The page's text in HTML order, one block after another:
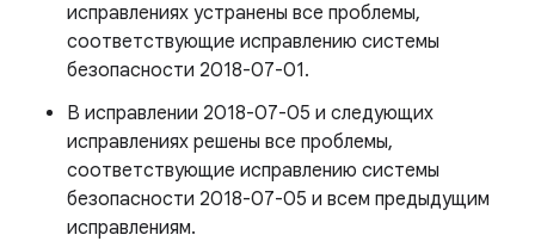
исправлениях устранены все проблемы,
соответствующие исправлению системы
безопасности 2018-07-01.
В исправлении 2018-07-05 и следующих
исправлениях решены все проблемы,
соответствующие исправлению системы
безопасности 2018-07-05 и всем предыдущим
исправлениям.